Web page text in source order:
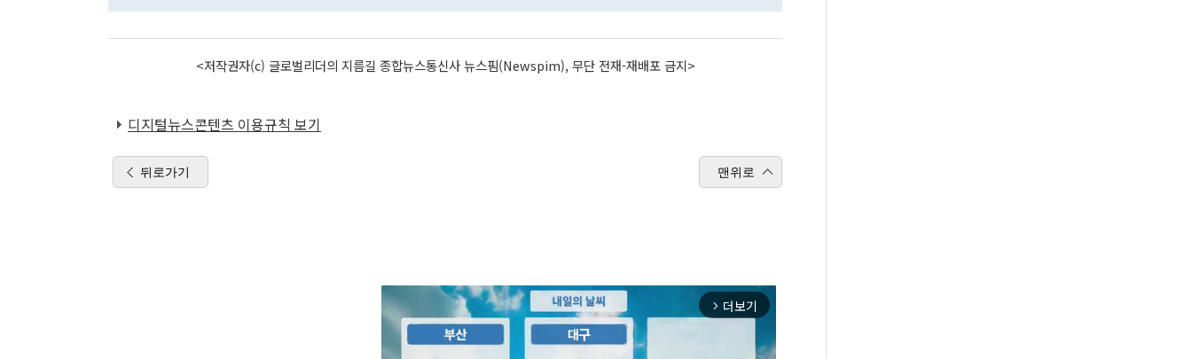
<저작권자(c) 글로벌리더의 지름길 종합뉴스통신사 뉴스핌(Newspim), 무단 전재-재배포 금지>
디지털뉴스콘텐츠 이용규칙 보기
뒤로가기 맨위로
arrow_forward_ios 더보기